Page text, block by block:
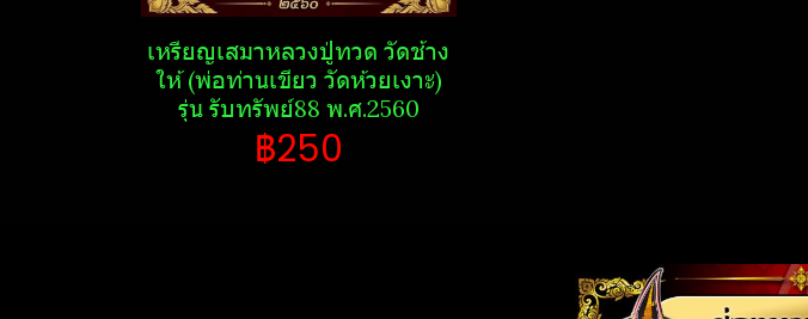
เหรียญเสมาหลวงปู่ทวด วัด​ช้าง​
ให้​ (พ่อท่านเขียว วัด​ห้วย​เงาะ​)
รุ่น รับ​ทรัพย์​88​ พ.ศ.2560
฿250